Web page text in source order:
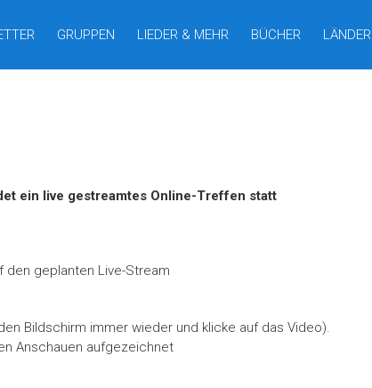
GRUPPEN LIEDER & MEHR BÜCHER LÄNDER
ein live gestreamtes Online-Treffen statt
den geplanten Live-Stream
Bildschirm immer wieder und klicke auf das Video).
Anschauen aufgezeichnet